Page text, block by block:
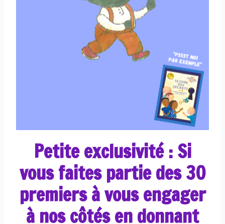
Petite exclusivité : Si
vous faites partie des 30
premiers à vous engager
à nos côtés en donnant